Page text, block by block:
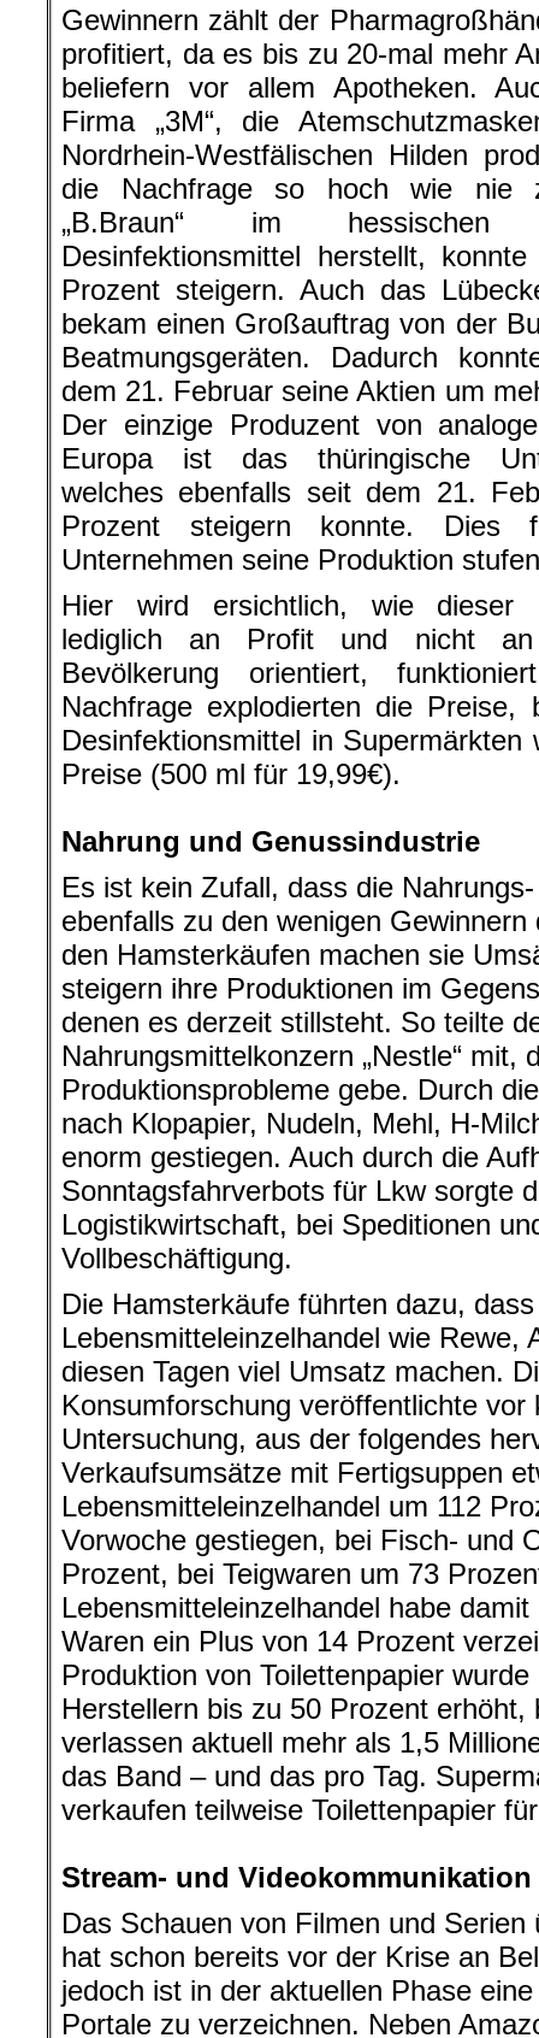
Gewinnern zählt der
profitiert, da es bis zu 20-mal mehr
beliefern vor allem Apotheken.
Firma „3M“, die
Nordrhein-Westfälischen Hilden
die Nachfrage so hoch wie nie
„B.Braun“ im hessischen
Desinfektionsmittel herstellt,
Prozent steigern. Auch das
bekam einen Großauftrag von der
Beatmungsgeräten. Dadurch
dem 21. Februar seine Aktien um
Der einzige Produzent von
Europa ist das thüringische
welches ebenfalls seit dem 21.
Prozent steigern konnte. Dies
Unternehmen seine Produktion
Hier wird ersichtlich, wie dieser
lediglich an Profit und nicht
Bevölkerung orientiert,
Nachfrage explodierten die Preise,
Desinfektionsmittel in Supermärkten
Preise (500 ml für 19,99€).
Nahrung und Genussindustrie
Es ist kein Zufall, dass die
ebenfalls zu den wenigen
den Hamsterkäufen machen sie
steigern ihre Produktionen im
denen es derzeit stillsteht. So teilte
Nahrungsmittelkonzern „Nestle“ mit,
Produktionsprobleme gebe. Durch
nach Klopapier, Nudeln, Mehl, H-
enorm gestiegen. Auch durch die
Sonntagsfahrverbots für Lkw sorgte
Logistikwirtschaft, bei Speditionen
Vollbeschäftigung.
Die Hamsterkäufe führten dazu,
Lebensmitteleinzelhandel wie Rewe,
diesen Tagen viel Umsatz machen.
Konsumforschung veröffentlichte vor
Untersuchung, aus der folgendes
Verkaufsumsätze mit Fertigsuppen
Lebensmitteleinzelhandel um 112
Vorwoche gestiegen, bei Fisch- und
Prozent, bei Teigwaren um 73
Lebensmitteleinzelhandel habe
Waren ein Plus von 14 Prozent
Produktion von Toilettenpapier
Herstellern bis zu 50 Prozent erhöht,
verlassen aktuell mehr als 1,5
das Band – und das pro Tag.
verkaufen teilweise Toilettenpapier
Stream- und Videokommunikation
Das Schauen von Filmen und
hat schon bereits vor der Krise an
jedoch ist in der aktuellen Phase
Portale zu verzeichnen. Neben